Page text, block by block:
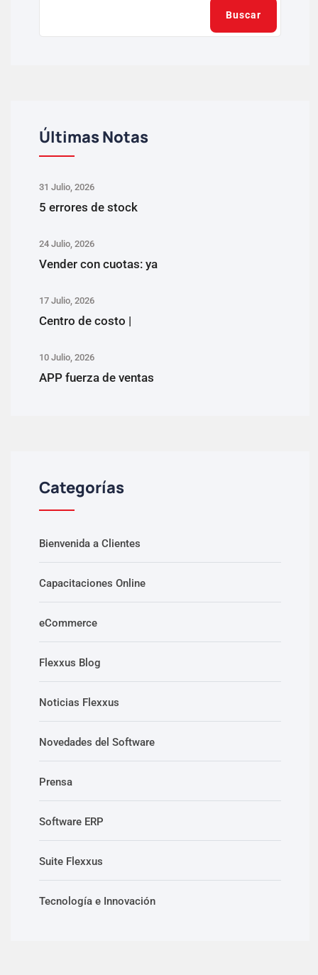
Buscar
Últimas Notas
31 Julio, 2026
5 errores de stock
24 Julio, 2026
Vender con cuotas: ya
17 Julio, 2026
Centro de costo |
10 Julio, 2026
APP fuerza de ventas
Categorías
Bienvenida a Clientes
Capacitaciones Online
eCommerce
Flexxus Blog
Noticias Flexxus
Novedades del Software
Prensa
Software ERP
Suite Flexxus
Tecnología e Innovación